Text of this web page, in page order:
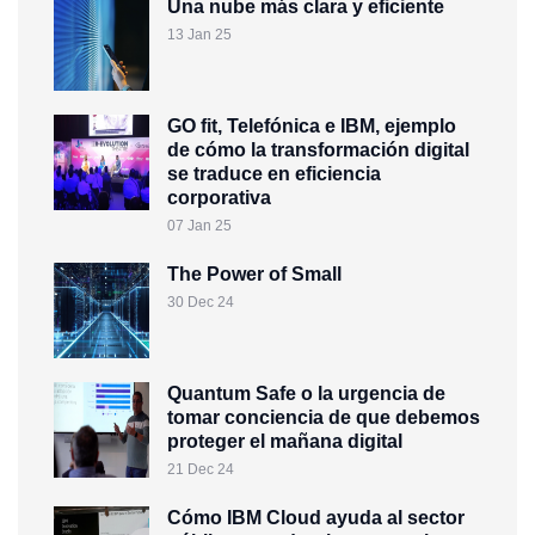
Una nube más clara y eficiente
13 Jan 25
GO fit, Telefónica e IBM, ejemplo
de cómo la transformación digital
se traduce en eficiencia
corporativa
07 Jan 25
The Power of Small
30 Dec 24
Quantum Safe o la urgencia de
tomar conciencia de que debemos
proteger el mañana digital
21 Dec 24
Cómo IBM Cloud ayuda al sector